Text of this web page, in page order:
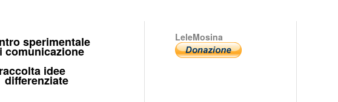
sperimentale
idee
LeleMosina